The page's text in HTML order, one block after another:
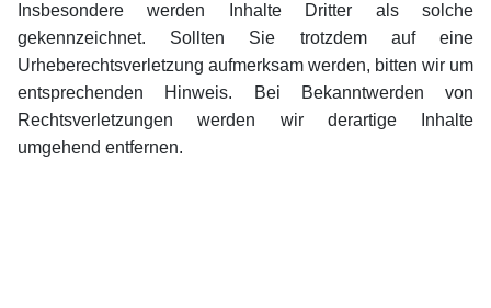
Insbesondere werden Inhalte Dritter als solche
gekennzeichnet. Sollten Sie trotzdem auf eine
Urheberechtsverletzung aufmerksam werden, bitten wir um
entsprechenden Hinweis. Bei Bekanntwerden von
Rechtsverletzungen werden wir derartige Inhalte
umgehend entfernen.